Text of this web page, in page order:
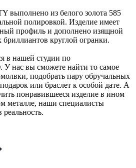
выполнено из белого золота 585
полировкой. Изделие имеет
профиль и дополнено изящной
круглой огранки.
в нашей студии по
У нас вы сможете найти то самое
подобрать пару обручальных
или браслет к особой дате. А
понравившееся изделие в ином
металле, наши специалисты